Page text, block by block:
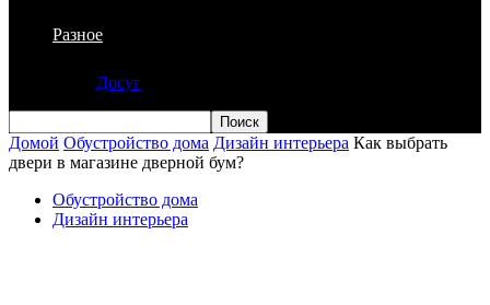
Разное
Досуг
Домой Обустройство дома Дизайн интерьера Как выбрать
двери в магазине дверной бум?
Обустройство дома
Дизайн интерьера